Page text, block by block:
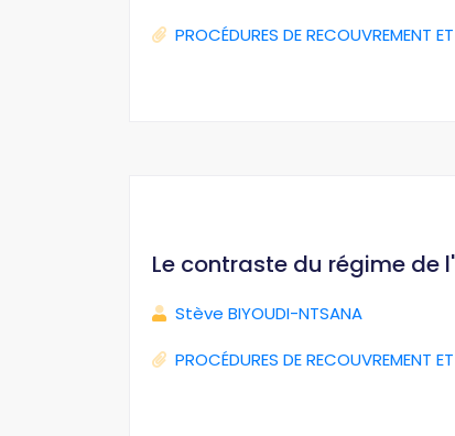
PROCÉDURES DE RECOUVREMENT
Le contraste du régime de
Stève BIYOUDI-NTSANA
PROCÉDURES DE RECOUVREMENT